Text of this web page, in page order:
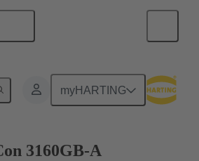
myHARTING
3160GB-A